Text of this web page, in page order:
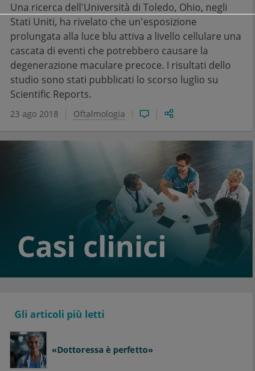
Una ricerca dell'Università di Toledo, Ohio, negli
Stati Uniti, ha rivelato che un'esposizione
prolungata alla luce blu attiva a livello cellulare una
cascata di eventi che potrebbero causare la
degenerazione maculare precoce. I risultati dello
studio sono stati pubblicati lo scorso luglio su
Scientific Reports.
23 ago 2018 Oftalmologia
Gli articoli più letti
«Dottoressa è perfetto»